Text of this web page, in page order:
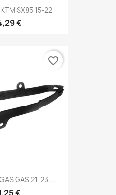
SX85 15-22
€
GAS 21-23,...
€
favorite_border